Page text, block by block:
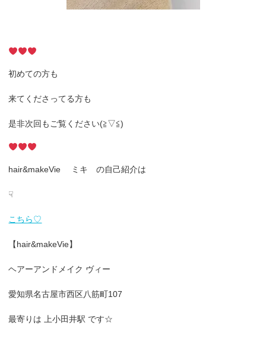
初めての方も
来てくださってる方も
是非次回もご覧ください(≧▽≦)
hair&makeVie ミキ の自己紹介は
☟
こちら♡
【hair&makeVie】
ヘアーアンドメイク ヴィー
愛知県名古屋市西区八筋町107
最寄りは 上小田井駅 です☆